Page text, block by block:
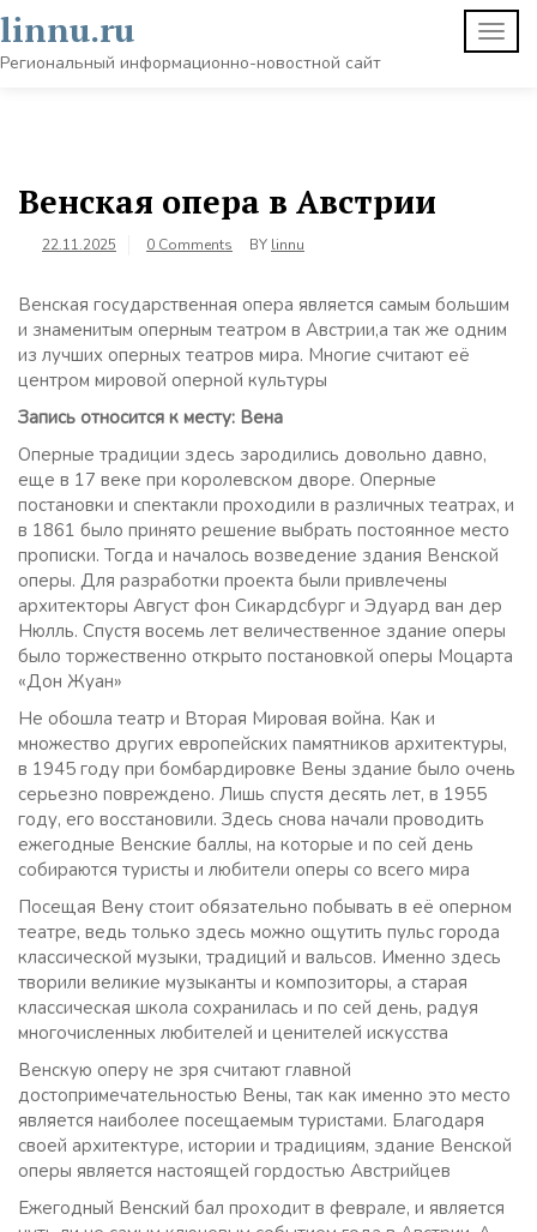
Skip
to
content
linnu.ru
Региональный информационно-новостной сайт
Венская опера в Австрии
22.11.2025 0 Comments BY linnu
Венская государственная опера является самым большим
и знаменитым оперным театром в Австрии,а так же одним
из лучших оперных театров мира. Многие считают её
центром мировой оперной культуры
Запись относится к месту: Вена
Оперные традиции здесь зародились довольно давно,
еще в 17 веке при королевском дворе. Оперные
постановки и спектакли проходили в различных театрах, и
в 1861 было принято решение выбрать постоянное место
прописки. Тогда и началось возведение здания Венской
оперы. Для разработки проекта были привлечены
архитекторы Август фон Сикардсбург и Эдуард ван дер
Нюлль. Спустя восемь лет величественное здание оперы
было торжественно открыто постановкой оперы Моцарта
«Дон Жуан»
Не обошла театр и Вторая Мировая война. Как и
множество других европейских памятников архитектуры,
в 1945 году при бомбардировке Вены здание было очень
серьезно повреждено. Лишь спустя десять лет, в 1955
году, его восстановили. Здесь снова начали проводить
ежегодные Венские баллы, на которые и по сей день
собираются туристы и любители оперы со всего мира
Посещая Вену стоит обязательно побывать в её оперном
театре, ведь только здесь можно ощутить пульс города
классической музыки, традиций и вальсов. Именно здесь
творили великие музыканты и композиторы, а старая
классическая школа сохранилась и по сей день, радуя
многочисленных любителей и ценителей искусства
Венскую оперу не зря считают главной
достопримечательностью Вены, так как именно это место
является наиболее посещаемым туристами. Благодаря
своей архитектуре, истории и традициям, здание Венской
оперы является настоящей гордостью Австрийцев
Ежегодный Венский бал проходит в феврале, и является